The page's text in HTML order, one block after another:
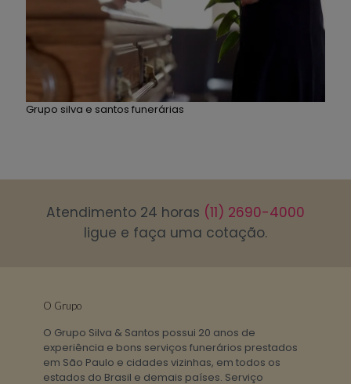
Grupo silva e santos funerárias
Atendimento 24 horas (11) 2690-4000
ligue e faça uma cotação.
O Grupo
O Grupo Silva & Santos possui 20 anos de
experiência e bons serviços funerários prestados
em São Paulo e cidades vizinhas, em todos os
estados do Brasil e demais países. Serviço